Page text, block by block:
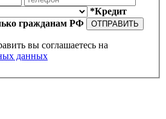
*Кредит
гражданам РФ
ОТПРАВИТЬ
вы соглашаетесь на
данных